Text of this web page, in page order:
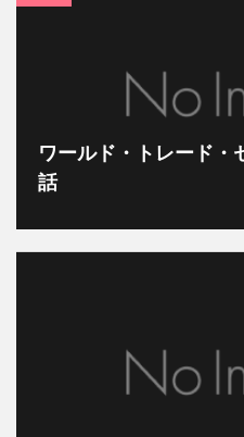
ワールド・トレード・
話